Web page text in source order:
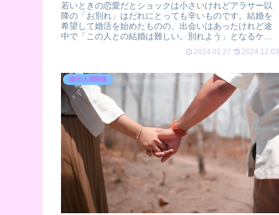
若いときの恋愛だとショックは小さいけれどアラサー以
降の「お別れ」はだれにとっても辛いものです。結婚を
希望して婚活を始めたものの、出会いはあったけれど途
中で「この人との結婚は難しい。別れよう」となるケー
2024.01.27 2024.12.03
婚活/人間関係